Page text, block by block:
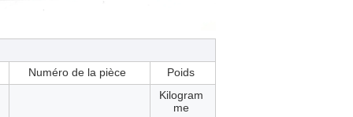
Numéro de la pièce
Poids
Kilogram
me